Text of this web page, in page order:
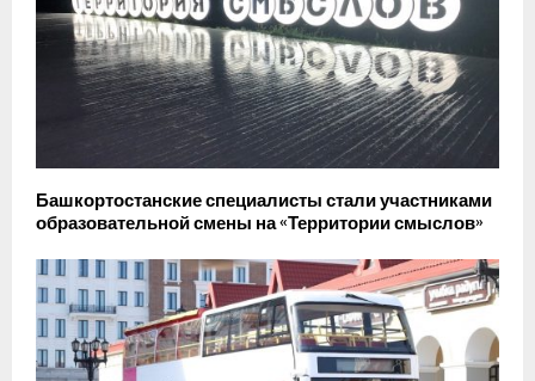
Башкортостанские специалисты стали участниками
образовательной смены на «Территории смыслов»